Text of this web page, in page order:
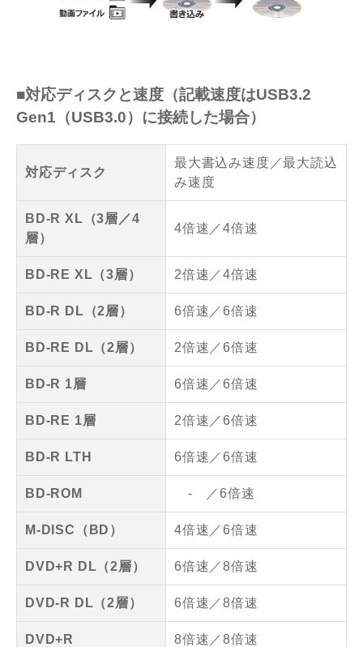
■対応ディスクと速度（記載速度はUSB3.2
Gen1（USB3.0）に接続した場合）
対応ディスク
最大書込み速度／最大読込
み速度
BD-R XL（3層／4
層）
4倍速／4倍速
BD-RE XL（3層） 2倍速／4倍速
BD-R DL（2層） 6倍速／6倍速
BD-RE DL（2層） 2倍速／6倍速
BD-R 1層 6倍速／6倍速
BD-RE 1層 2倍速／6倍速
BD-R LTH 6倍速／6倍速
BD-ROM - ／6倍速
M-DISC（BD） 4倍速／6倍速
DVD+R DL（2層） 6倍速／8倍速
DVD-R DL（2層） 6倍速／8倍速
DVD+R 8倍速／8倍速